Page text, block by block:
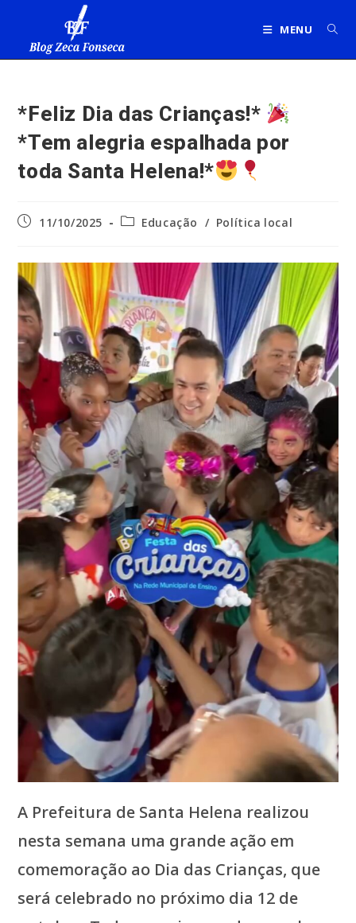
MENU
*Feliz Dia das Crianças!*
*Tem alegria espalhada por
toda Santa Helena!*
Post11/10/2025
Categoria
Educação / Política local
A Prefeitura de Santa Helena realizou
nesta semana uma grande ação em
comemoração ao Dia das Crianças, que
será celebrado no próximo dia 12 de